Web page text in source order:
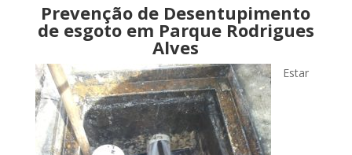
Prevenção de Desentupimento
de esgoto em Parque Rodrigues
Alves
Estar